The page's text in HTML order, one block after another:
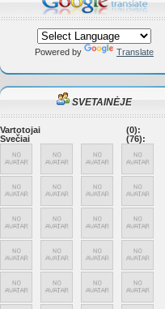
Powered by Translate
SVETAINĖJE
Vartotojai
(0):
Svečiai
(76):